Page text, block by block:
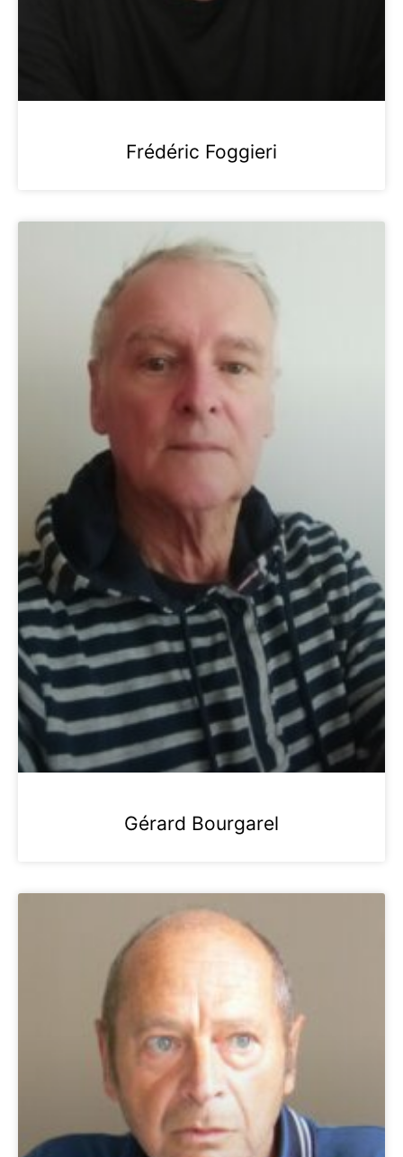
Frédéric Foggieri
Gérard Bourgarel